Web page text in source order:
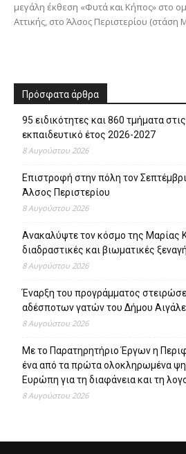
μεγάλη έκθεση «Φυτά και Κήπος» στο
Αττικής, στο Άλσος Περιστερίου
Πρόσφατα άρθρα
95 ειδικότητες και 860 τμήματα
εκπαιδευτικό έτος 2026-2027
8 Αυγούστου 2026
Επιστροφή στην πόλη τον
Άλσος Περιστερίου
8 Αυγούστου 2026
Ανακαλύψτε τον κόσμο της Μαρίας
διαδραστικές και βιωματικές
8 Αυγούστου 2026
Έναρξη του προγράμματος
αδέσποτων γατών του Δήμου
8 Αυγούστου 2026
Με το Παρατηρητήριο Έργων η
ένα από τα πρώτα ολοκληρωμένα
Ευρώπη για τη διαφάνεια και τη
8 Αυγούστου 2026